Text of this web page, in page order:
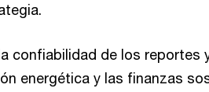
confiabilidad de los
energética y las finanzas